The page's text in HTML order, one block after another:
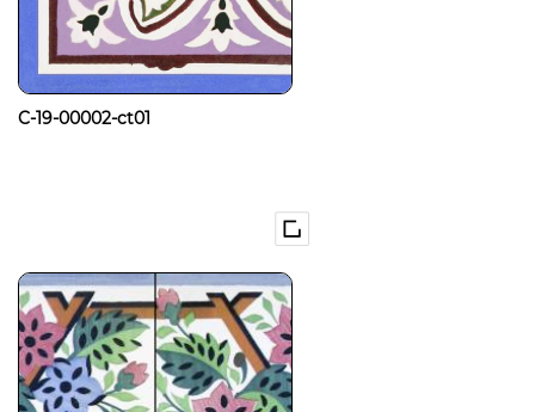
C-19-00002-ct01